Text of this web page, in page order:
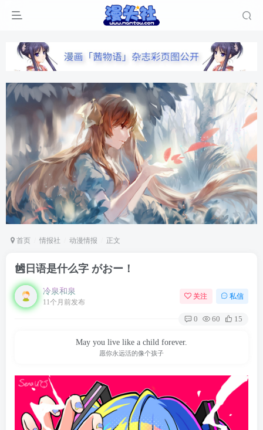
首页 情报社 动漫情报 正文
乸日语是什么字 がおー！
冷泉和泉
11个月前发布
关注 私信
0 60 15
May you live like a child forever.
愿你永远活的像个孩子